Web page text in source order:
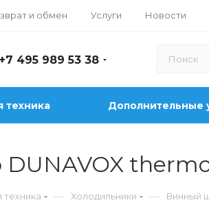
и обмен Услуги Новости
+7 495 989 53 38
техника Дополнительные
техника — Холодильники — Винный